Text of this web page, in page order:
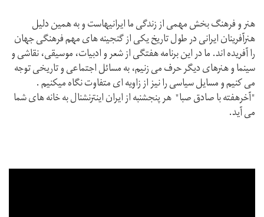
هنر و فرهنگ بخش مهمی از زندگی ما ایرانیهاست و به همین دلیل
هنرآفرینان ایرانی در طول تاریخ یکی از گنجینه های مهم فرهنگی جهان
را آفریده اند. ما در این برنامه هفتگی از شعر و ادبیات، موسیقی، نقاشی و
سینما و هنرهای دیگر حرف می زنیم، به مسائل اجتماعی و تاریخی توجه
می کنیم و مسایل سیاسی را نیز از زاویه ای متفاوت نگاه میکنیم .
"آخرهفته با صادق صبا" هر پنجشنبه از ایران اینترنشنال به خانه های شما
می آید.